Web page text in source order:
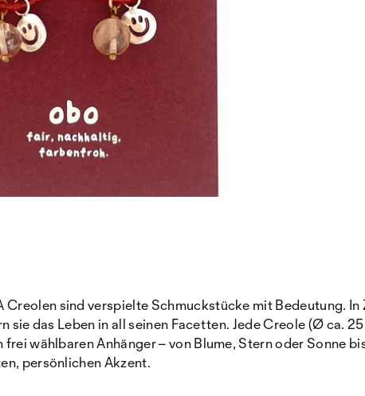
Creolen sind verspielte Schmuckstücke mit Bedeutung.
sie das Leben in all seinen Facetten. Jede Creole (Ø ca.
wählbaren Anhänger – von Blume, Stern oder Sonne
persönlichen Akzent.